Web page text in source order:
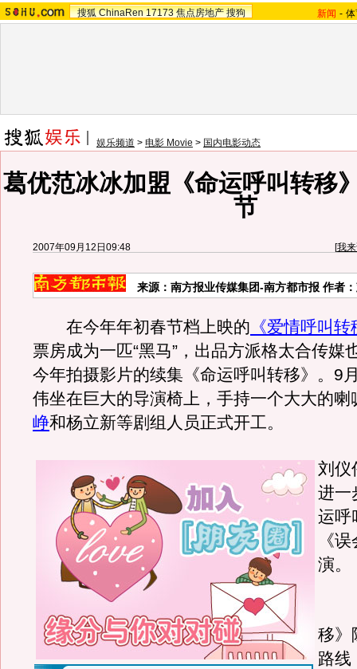
搜狐 ChinaRen 17173 焦点房地产 搜狗 新闻 -
娱乐频道 > 电影 Movie > 国内电影动态
葛优范冰冰加盟《命运呼叫转移
节
2007年09月12日09:48 [我
来源：南方报业传媒集团-南方都市报 作者
在今年年初春节档上映的 《爱情呼叫转
票房成为一匹“黑马”，出品方派格太合传媒
今年拍摄影片的续集《命运呼叫转移》。9
伟坐在巨大的导演椅上，手持一个大大的喇
峥和杨立新等剧组人员正式开工。
刘仪
进一
运呼
《
演。
移》
路线